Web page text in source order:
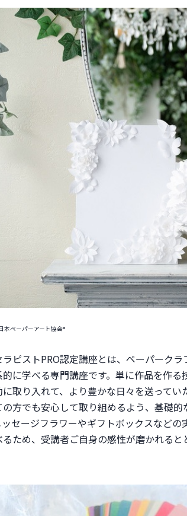
ペーパーアート協会®
ピストPRO認定講座とは、ペーパーク
に学べる専門講座です。単に作品を作
取り入れて、より豊かな日々を送ってい
方でも安心して取り組めるよう、基礎
セージフラワーやギフトボックスなど
ため、受講者ご自身の感性が磨かれる